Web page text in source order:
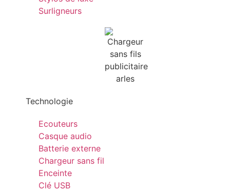
Surligneurs
Technologie
Ecouteurs
Casque audio
Batterie externe
Chargeur sans fil
Enceinte
Clé USB